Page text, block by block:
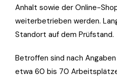
Anhalt sowie der Online-
weiterbetrieben werden.
Standort auf dem Prüfstand.
Betroffen sind nach
etwa 60 bis 70